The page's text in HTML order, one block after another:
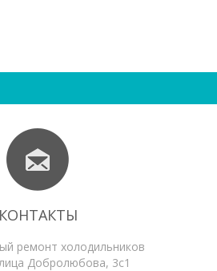
КОНТАКТЫ
ремонт холодильников
Добролюбова, 3с1